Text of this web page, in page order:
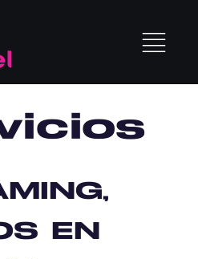
EN